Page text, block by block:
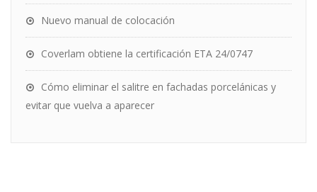
Nuevo manual de colocación
Coverlam obtiene la certificación ETA 24/0747
Cómo eliminar el salitre en fachadas porcelánicas y
evitar que vuelva a aparecer